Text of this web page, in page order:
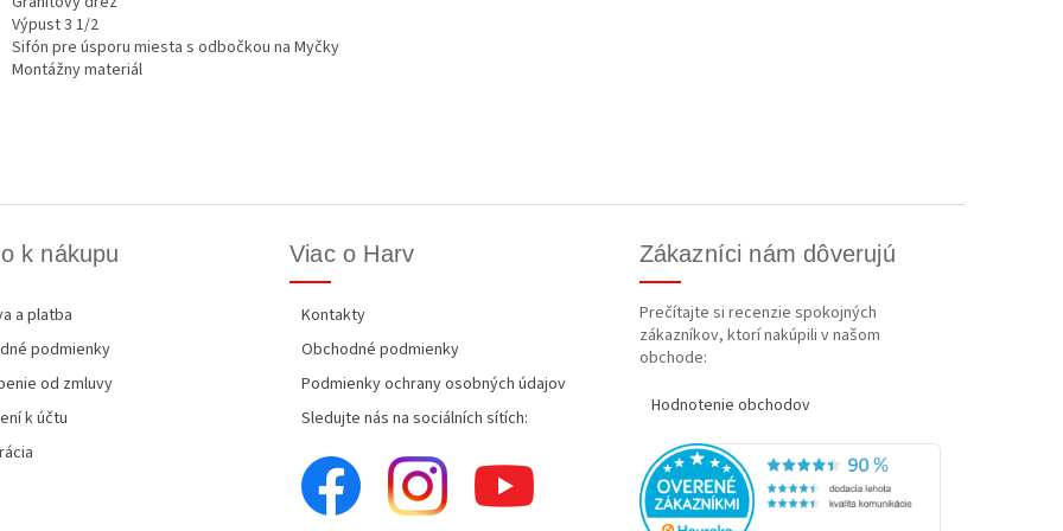
Výpust 3 1/2
Sifón pre úsporu miesta s odbočkou na Myčky
Montážny materiál
k nákupu
a platba
podmienky
od zmluvy
k účtu
Viac o Harv
Kontakty
Obchodné podmienky
Podmienky ochrany osobných údajov
Sledujte nás na sociálních sítích:
Zákazníci nám dôverujú
Prečítajte si recenzie spokojných
zákazníkov, ktorí nakúpili v našom
obchode:
Hodnotenie obchodov